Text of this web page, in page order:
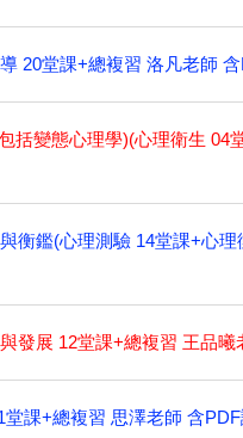
20堂課+總複習 洛凡老師
括變態心理學)(心理衛生
衡鑑(心理測驗 14堂課+心
發展 12堂課+總複習 王品
堂課+總複習 思澤老師 含